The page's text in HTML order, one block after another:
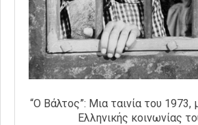
“Ο Βάλτος”: Μια ταινία του 1973,
Ελληνικής κοινωνίας